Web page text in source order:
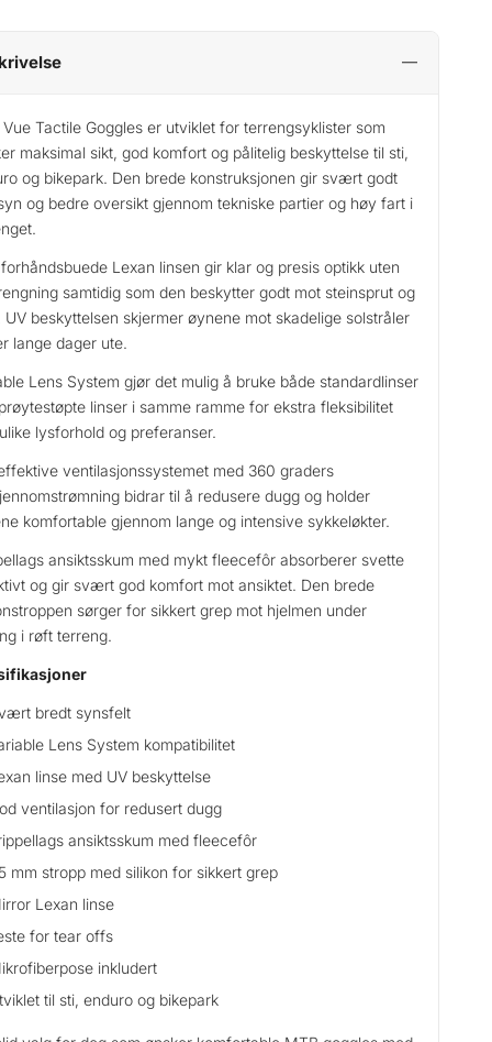
Vue Tactile Goggles er utviklet for terrengsyklister som
maksimal sikt, god komfort og pålitelig beskyttelse til sti,
og bikepark. Den brede konstruksjonen gir svært godt
og bedre oversikt gjennom tekniske partier og høy fart i
Lexan linsen gir klar og presis optikk uten
samtidig som den beskytter godt mot steinsprut og
UV beskyttelsen skjermer øynene mot skadelige solstråler
lange dager ute.
Lens System gjør det mulig å bruke både standardlinser
linser i samme ramme for ekstra fleksibilitet
lysforhold og preferanser.
ventilasjonssystemet med 360 graders
bidrar til å redusere dugg og holder
komfortable gjennom lange og intensive sykkeløkter.
ansiktsskum med mykt fleecefôr absorberer svette
og gir svært god komfort mot ansiktet. Den brede
sørger for sikkert grep mot hjelmen under
i røft terreng.
bredt synsfelt
Lens System kompatibilitet
linse med UV beskyttelse
ventilasjon for redusert dugg
ansiktsskum med fleecefôr
mm stropp med silikon for sikkert grep
Lexan linse
for tear offs
inkludert
til sti, enduro og bikepark